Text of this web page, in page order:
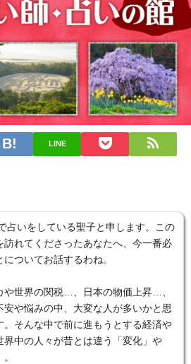
LINE
占いをしている聖子と申します。この
訪れてくださったあなたへ、今一番必
についてお話するわね。
や世界の関税…、日本の物価上昇…、
安や悩みの中、大変な人が多いかと思
。そんな中で前に進もうとする経済や
界中の人々が昔とは違う「変化」や